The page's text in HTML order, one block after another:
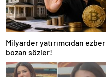
Milyarder yatırımcıdan ezber
bozan sözler!